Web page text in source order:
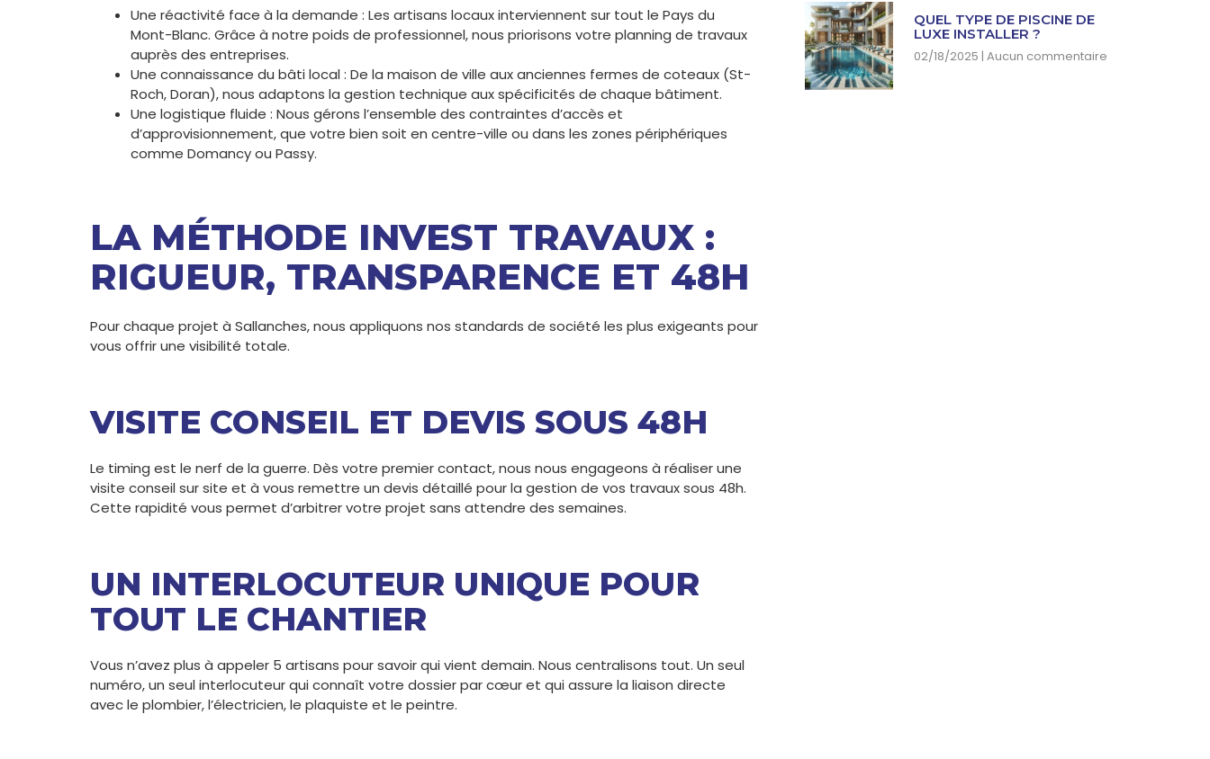
Une réactivité face à la demande : Les artisans locaux interviennent sur tout le Pays du
Mont-Blanc. Grâce à notre poids de professionnel, nous priorisons votre planning de travaux
auprès des entreprises.
Une connaissance du bâti local : De la maison de ville aux anciennes fermes de coteaux (St-
Roch, Doran), nous adaptons la gestion technique aux spécificités de chaque bâtiment.
Une logistique fluide : Nous gérons l’ensemble des contraintes d’accès et
d’approvisionnement, que votre bien soit en centre-ville ou dans les zones périphériques
comme Domancy ou Passy.
LA MÉTHODE INVEST TRAVAUX :
RIGUEUR, TRANSPARENCE ET 48H
Pour chaque projet à Sallanches, nous appliquons nos standards de société les plus exigeants pour
vous offrir une visibilité totale.
VISITE CONSEIL ET DEVIS SOUS 48H
Le timing est le nerf de la guerre. Dès votre premier contact, nous nous engageons à réaliser une
visite conseil sur site et à vous remettre un devis détaillé pour la gestion de vos travaux sous 48h.
Cette rapidité vous permet d’arbitrer votre projet sans attendre des semaines.
UN INTERLOCUTEUR UNIQUE POUR
TOUT LE CHANTIER
Vous n’avez plus à appeler 5 artisans pour savoir qui vient demain. Nous centralisons tout. Un seul
numéro, un seul interlocuteur qui connaît votre dossier par cœur et qui assure la liaison directe
avec le plombier, l’électricien, le plaquiste et le peintre.
QUEL TYPE DE PISCINE DE
LUXE INSTALLER ?
02/18/2025 Aucun commentaire